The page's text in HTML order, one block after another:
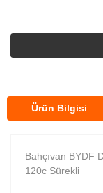
Ürün Bilgisi
Bahçıvan BYDF
120c Sürekli